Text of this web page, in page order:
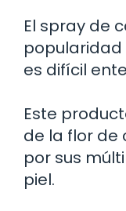
El spray de
popularidad
es difícil
Este
de la flor de
por sus
piel.